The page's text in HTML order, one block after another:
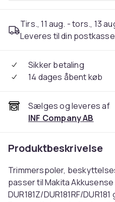
Tirs., 11 aug. - tors., 13
Leveres til din postkasse
Sikker betaling
14 dages åbent køb
Sælges og leveres af
INF Company AB
Produktbeskrivelse
Trimmerspoler,
passer til Makita Akkusense
DUR181Z/DUR181RF/